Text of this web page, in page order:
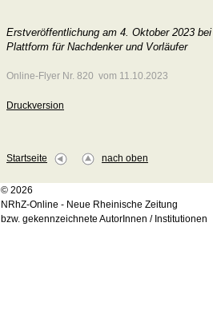
Erstveröffentlichung am 4. Oktober 2023
Plattform für Nachdenker und Vorläufer
Online-Flyer Nr. 820 vom 11.10.2023
Druckversion
Startseite nach oben
© 2026
NRhZ-Online - Neue Rheinische Zeitung
bzw. gekennzeichnete AutorInnen / Institutionen